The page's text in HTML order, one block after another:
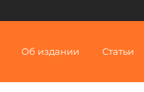
Об издании Статьи